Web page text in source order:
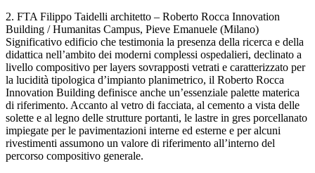
2. FTA Filippo Taidelli architetto – Roberto Rocca Innovation
Building / Humanitas Campus, Pieve Emanuele (Milano)
Significativo edificio che testimonia la presenza della ricerca e della
didattica nell’ambito dei moderni complessi ospedalieri, declinato a
livello compositivo per layers sovrapposti vetrati e caratterizzato per
la lucidità tipologica d’impianto planimetrico, il Roberto Rocca
Innovation Building definisce anche un’essenziale palette materica
di riferimento. Accanto al vetro di facciata, al cemento a vista delle
solette e al legno delle strutture portanti, le lastre in gres porcellanato
impiegate per le pavimentazioni interne ed esterne e per alcuni
rivestimenti assumono un valore di riferimento all’interno del
percorso compositivo generale.